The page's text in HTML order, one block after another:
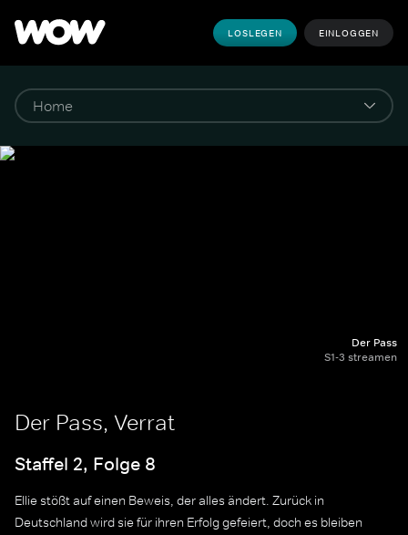
LOSLEGEN EINLOGGEN
Der Pass
S1-3 streamen
Der Pass, Verrat
Staffel 2, Folge 8
Ellie stößt auf einen Beweis, der alles ändert. Zurück in
Deutschland wird sie für ihren Erfolg gefeiert, doch es bleiben